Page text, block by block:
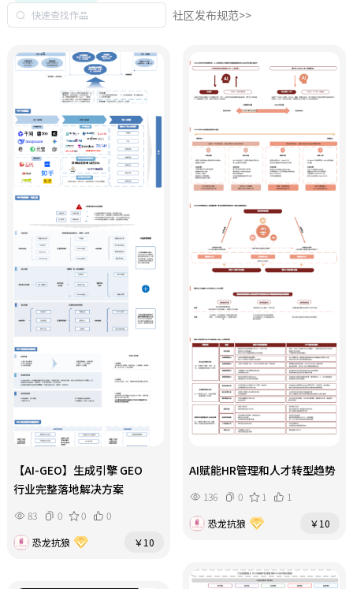
社区发布规范>>
【AI-GEO】生成引擎 GEO
行业完整落地解决方案
83 0 0
0
恐龙抗狼
￥10
AI赋能HR管理和人才转型趋势
136 0 1
1
恐龙抗狼
￥10